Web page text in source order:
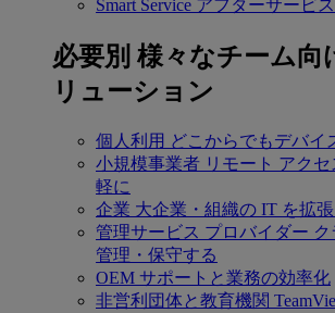
Smart Service アフターサービ
必要別 様々なチーム向
リューション
個人利用 どこからでもデバイ
小規模事業者 リモート アク
軽に
企業 大企業・組織の IT を拡
管理サービス プロバイダー
管理・保守する
OEM サポートと業務の効率化
非営利団体と教育機関